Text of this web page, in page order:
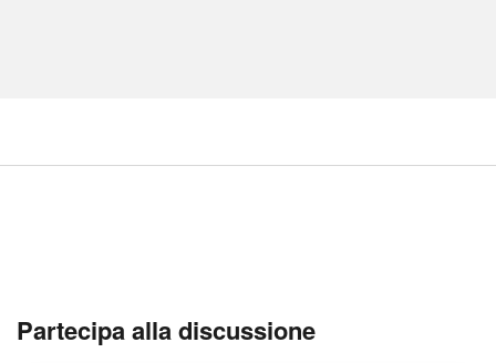
Partecipa alla discussione